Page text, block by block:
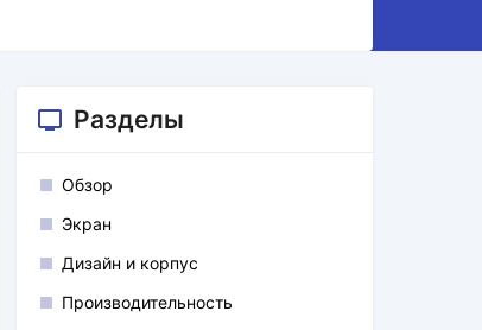
Разделы
Обзор
Экран
Дизайн и корпус
Производительность